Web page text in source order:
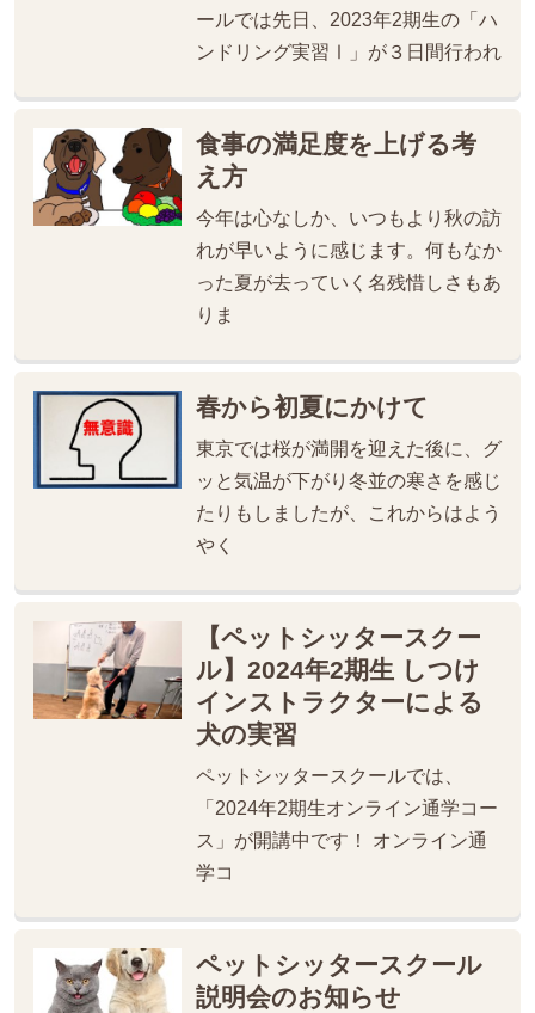
ールでは先日、2023年2期生の「ハ
ンドリング実習Ⅰ」が３日間行われ
食事の満足度を上げる考
え方
今年は心なしか、いつもより秋の訪
れが早いように感じます。何もなか
った夏が去っていく名残惜しさもあ
りま
春から初夏にかけて
東京では桜が満開を迎えた後に、グ
ッと気温が下がり冬並の寒さを感じ
たりもしましたが、これからはよう
やく
【ペットシッタースクー
ル】2024年2期生 しつけ
インストラクターによる
犬の実習
ペットシッタースクールでは、
「2024年2期生オンライン通学コー
ス」が開講中です！ オンライン通
学コ
ペットシッタースクール
説明会のお知らせ